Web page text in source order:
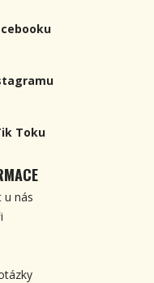
Toku
u nás